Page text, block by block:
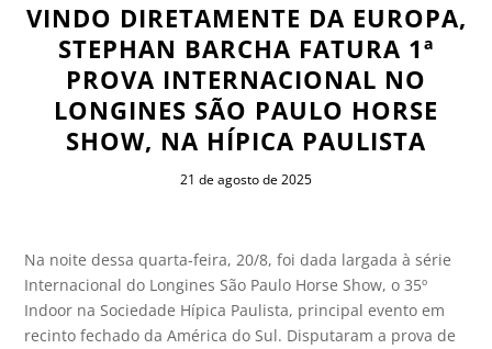
VINDO DIRETAMENTE DA EUROPA,
STEPHAN BARCHA FATURA 1ª
PROVA INTERNACIONAL NO
LONGINES SÃO PAULO HORSE
SHOW, NA HÍPICA PAULISTA
21 de agosto de 2025
Na noite dessa quarta-feira, 20/8, foi dada largada à série
Internacional do Longines São Paulo Horse Show, o 35º
Indoor na Sociedade Hípica Paulista, principal evento em
recinto fechado da América do Sul. Disputaram a prova de